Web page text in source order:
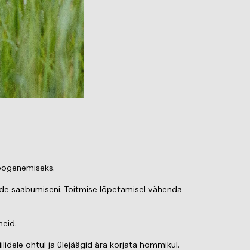
saabumiseni. Toitmise lõpetamisel vähenda
õhtul ja ülejäägid ära korjata hommikul.